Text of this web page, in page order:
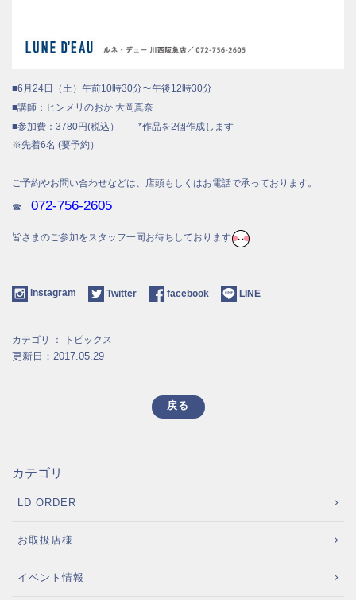
■6月24日（土）午前10時30分〜午後12時30分
■講師：ヒンメリのおか 大岡真奈
■参加費：3780円(税込） *作品を2個作成します
※先着6名 (要予約）
ご予約やお問い合わせなどは、店頭もしくはお電話で承っております。
☎ 072-756-2605
皆さまのご参加をスタッフ一同お待ちしております
instagram Twitter facebook LINE
カテゴリ ： トピックス
更新日：2017.05.29
戻る
カテゴリ
LD ORDER
お取扱店様
イベント情報